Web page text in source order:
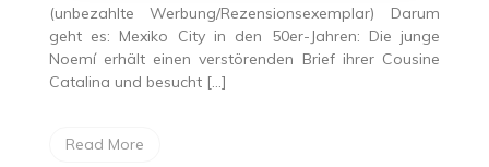
(unbezahlte Werbung/Rezensionsexemplar) Darum
geht es: Mexiko City in den 50er-Jahren: Die junge
Noemí erhält einen verstörenden Brief ihrer Cousine
Catalina und besucht […]
Read More